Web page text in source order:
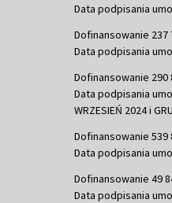
Data podpisania
Dofinansowanie 237
Data podpisania
Dofinansowanie 290
Data podpisania
WRZESIEŃ 2024 i
Dofinansowanie 539
Data podpisania
Dofinansowanie 49
Data podpisania